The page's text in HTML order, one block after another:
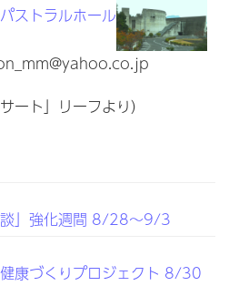
ストラルホール
ート」リーフより）
談」強化週間 8/28～9/3
康づくりプロジェクト 8/30